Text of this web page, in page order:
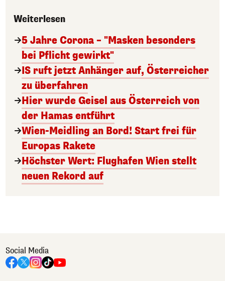
Weiterlesen
5 Jahre Corona – "Masken besonders
bei Pflicht gewirkt"
IS ruft jetzt Anhänger auf, Österreicher
zu überfahren
Hier wurde Geisel aus Österreich von
der Hamas entführt
Wien-Meidling an Bord! Start frei für
Europas Rakete
Höchster Wert: Flughafen Wien stellt
neuen Rekord auf
Social Media